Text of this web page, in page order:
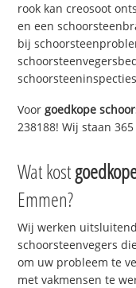
rook kan creosoot
en een
bij
Voorgoedkope
238188! Wij staan
Wat kost
Emmen?
Wij werken
schoorsteenvegers
om uw probleem te
met vakmensen te